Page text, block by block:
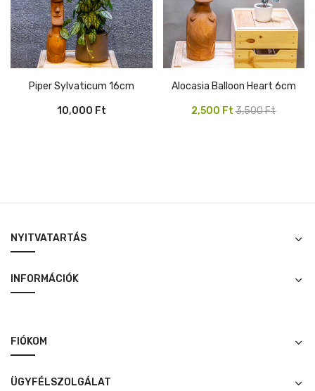
Piper Sylvaticum 16cm
10,000 Ft
Alocasia Balloon Heart 6cm
3,500Ft
Original
2,500 FtCurrent
NYITVATARTÁS
INFORMÁCIÓK
FIÓKOM
ÜGYFÉLSZOLGÁLAT